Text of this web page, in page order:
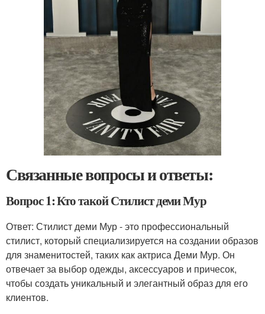
Связанные вопросы и ответы:
Вопрос 1: Кто такой Стилист деми Мур
Ответ: Стилист деми Мур - это профессиональный
стилист, который специализируется на создании образов
для знаменитостей, таких как актриса Деми Мур. Он
отвечает за выбор одежды, аксессуаров и причесок,
чтобы создать уникальный и элегантный образ для его
клиентов.